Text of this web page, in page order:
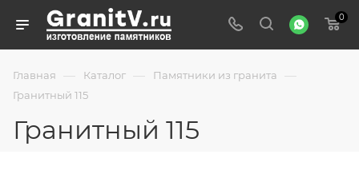
0
Главная — Каталог — Памятники из гранита —
Гранитный 115
Гранитный 115